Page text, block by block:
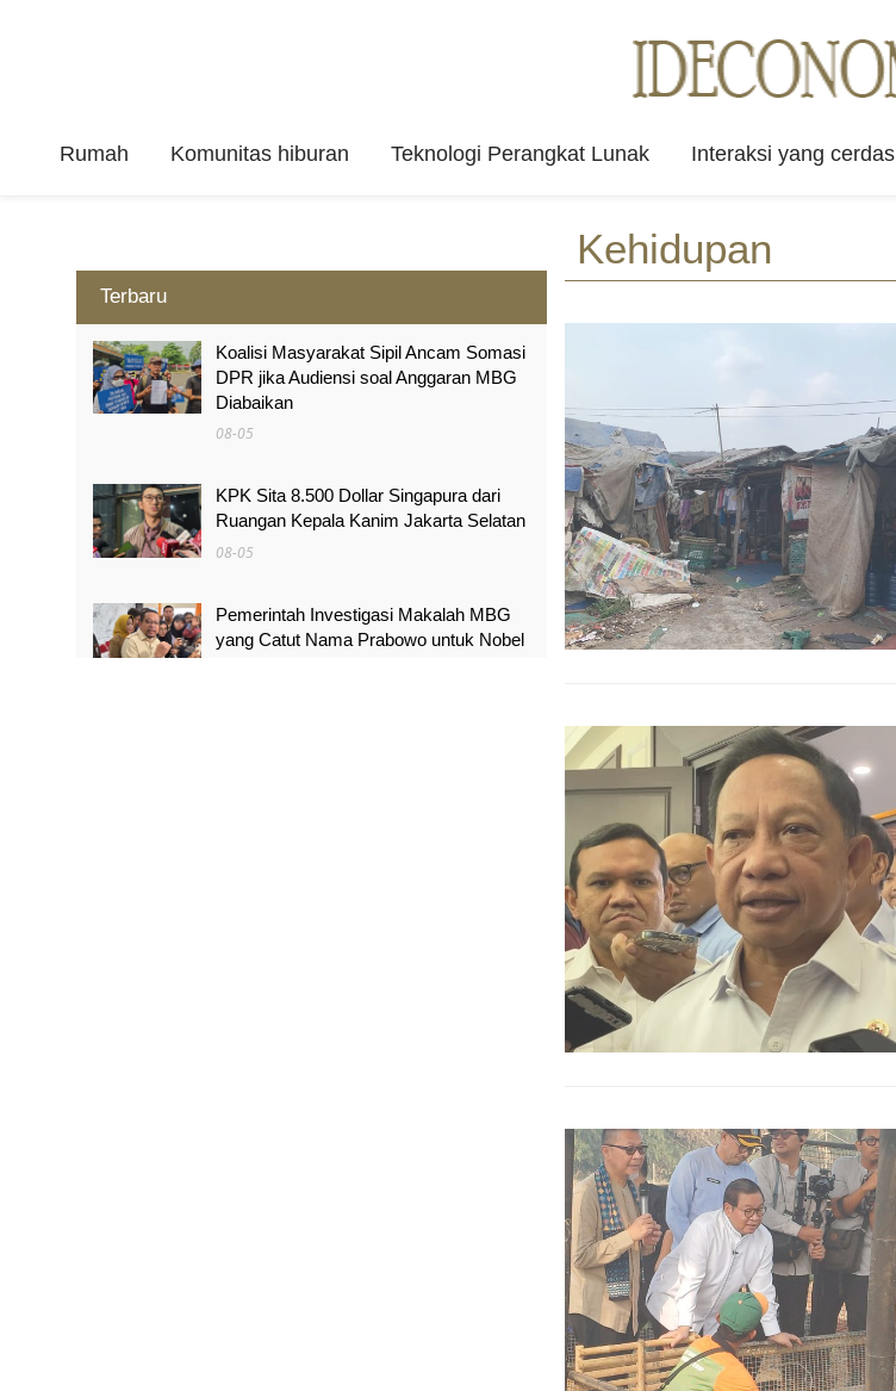
Rumah Komunitas hiburan Teknologi Perangkat Lunak Interaksi yang cerdas
Terbaru
Koalisi Masyarakat Sipil Ancam Somasi
DPR jika Audiensi soal Anggaran MBG
Diabaikan
08-05
KPK Sita 8.500 Dollar Singapura dari
Ruangan Kepala Kanim Jakarta Selatan
08-05
Pemerintah Investigasi Makalah MBG
yang Catut Nama Prabowo untuk Nobel
Kehidupan